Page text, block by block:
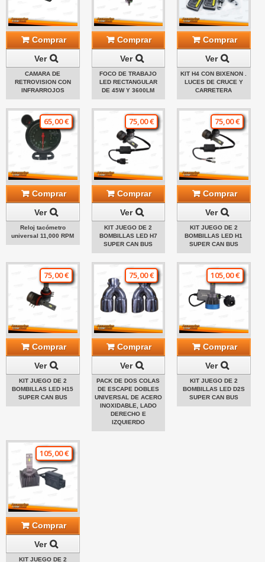
Comprar
Ver
CAMARA DE
RETROVISION CON
INFRARROJOS
Comprar
Ver
FOCO DE TRABAJO
LED RECTANGULAR
DE 45W Y 3600LM
Comprar
Ver
KIT H4 CON BIXENON .
LUCES DE CRUCE Y
CARRETERA
65,00 €
Comprar
Ver
Reloj tacómetro
universal 11,000 RPM
75,00 €
Comprar
Ver
KIT JUEGO DE 2
BOMBILLAS LED H7
SUPER CAN BUS
75,00 €
Comprar
Ver
KIT JUEGO DE 2
BOMBILLAS LED H1
SUPER CAN BUS
75,00 €
Comprar
Ver
KIT JUEGO DE 2
BOMBILLAS LED H15
SUPER CAN BUS
75,00 €
Comprar
Ver
PACK DE DOS COLAS
DE ESCAPE DOBLES
UNIVERSAL DE ACERO
INOXIDABLE, LADO
DERECHO E
IZQUIERDO
105,00 €
Comprar
Ver
KIT JUEGO DE 2
BOMBILLAS LED D2S
SUPER CAN BUS
105,00 €
Comprar
Ver
KIT JUEGO DE 2